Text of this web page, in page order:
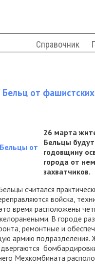
Справочник
от фашистских
26 марта
Бельцы
годовщину
города от
захватчиков.
считался
войска,
время расположены
В городе
ремонтные и
армию подразделения.
Мехкомбината